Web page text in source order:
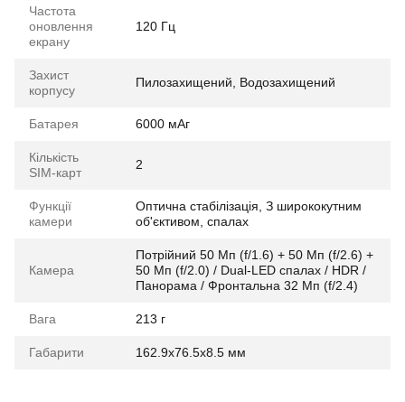
Частота
оновлення
екрану
120 Гц
Захист
корпусу
Пилозахищений, Водозахищений
Батарея 6000 мАг
Кількість
SIM-карт
2
Функції
камери
Оптична стабілізація, З ширококутним
об'єктивом, спалах
Камера
Потрійний 50 Мп (f/1.6) + 50 Мп (f/2.6) +
50 Мп (f/2.0) / Dual-LED спалах / HDR /
Панорама / Фронтальна 32 Мп (f/2.4)
Вага 213 г
Габарити 162.9x76.5x8.5 мм